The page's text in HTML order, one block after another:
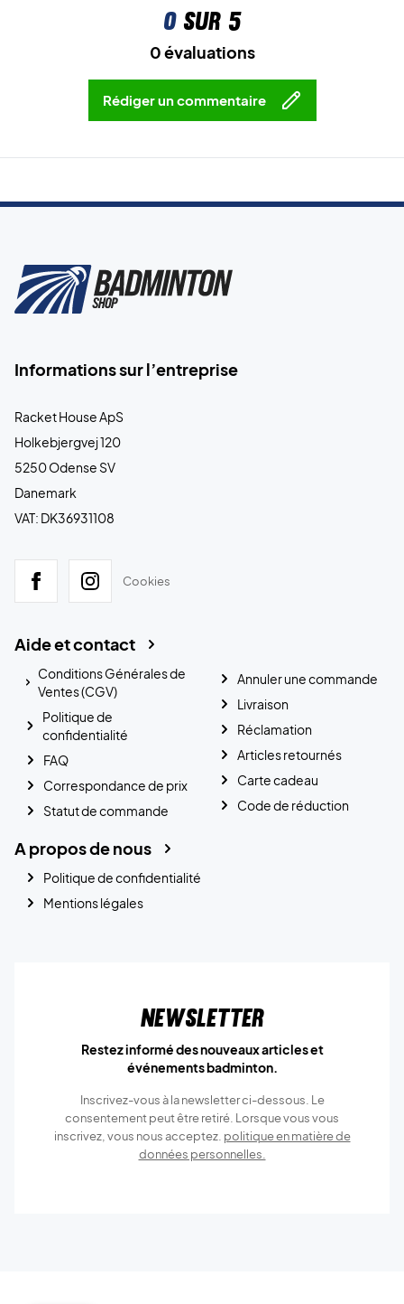
0sur 5
0 évaluations
Rédiger un commentaire
Informations sur l’entreprise
Racket House ApS
Holkebjergvej 120
5250 Odense SV
Danemark
VAT: DK36931108
Cookies
Aide et contact
Conditions Générales de
Ventes (CGV)
Politique de
confidentialité
FAQ
Correspondance de prix
Statut de commande
Annuler une commande
Livraison
Réclamation
Articles retournés
Carte cadeau
Code de réduction
A propos de nous
Politique de confidentialité
Mentions légales
Newsletter
Restez informé des nouveaux articles et
événements badminton.
Inscrivez-vous à la newsletter ci-dessous. Le
consentement peut être retiré. Lorsque vous vous
inscrivez, vous nous acceptez. politique en matière de
données personnelles.